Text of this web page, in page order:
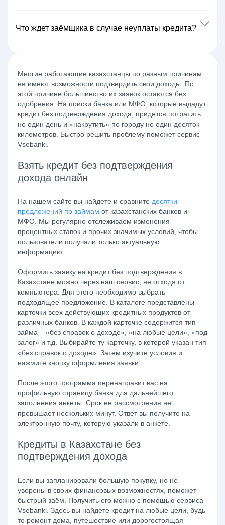
Что ждет заёмщика в случае неуплаты кредита?
Многие работающие казахстанцы по разным причинам
не имеют возможности подтвердить свои доходы. По
этой причине большинство их заявок остаются без
одобрения. На поиски банка или МФО, которые выдадут
кредит без подтверждения дохода, придется потратить
не один день и «накрутить» по городу не один десяток
километров. Быстро решить проблему поможет сервис
Vsebanki.
Взять кредит без подтверждения
дохода онлайн
На нашем сайте вы найдете и сравните десятки
предложений по займам от казахстанских банков и
МФО. Мы регулярно отслеживаем изменения
процентных ставок и прочих значимых условий, чтобы
пользователи получали только актуальную
информацию.
Оформить заявку на кредит без подтверждения в
Казахстане можно через наш сервис, не отходя от
компьютера. Для этого необходимо выбрать
подходящее предложение. В каталоге представлены
карточки всех действующих кредитных продуктов от
различных банков. В каждой карточке содержится тип
займа – «без справок о доходе», «на любые цели», «под
залог» и т.д. Выбирайте ту карточку, в которой указан тип
«без справок о доходе». Затем изучите условия и
нажмите кнопку оформления заявки.
После этого программа перенаправит вас на
профильную страницу банка для дальнейшего
заполнения анкеты. Срок ее рассмотрения не
превышает нескольких минут. Ответ вы получите на
электронную почту, которую указали в анкете.
Кредиты в Казахстане без
подтверждения дохода
Если вы запланировали большую покупку, но не
уверены в своих финансовых возможностях, поможет
быстрый заём. Получить его можно с помощью сервиса
Vsebanki. Здесь вы найдете кредит на любые цели, будь
то ремонт дома, путешествие или дорогостоящая